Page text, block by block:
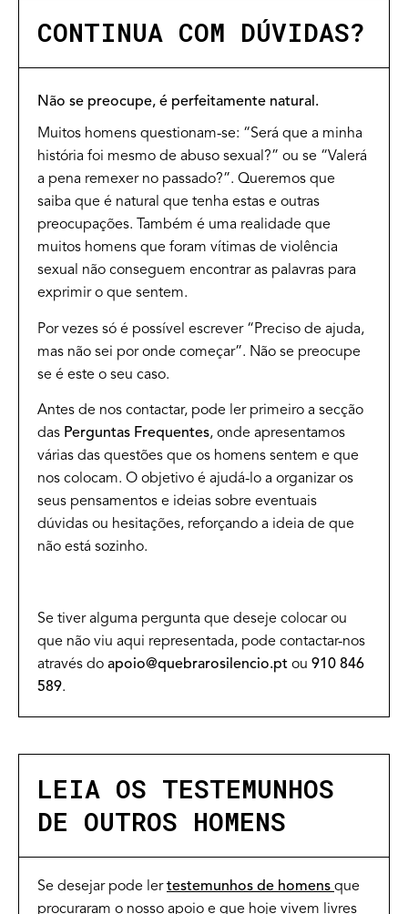
CONTINUA COM DÚVIDAS?
Não se preocupe, é perfeitamente natural.
Muitos homens questionam-se: “Será que a minha
história foi mesmo de abuso sexual?” ou se “Valerá
a pena remexer no passado?”. Queremos que
saiba que é natural que tenha estas e outras
preocupações. Também é uma realidade que
muitos homens que foram vítimas de violência
sexual não conseguem encontrar as palavras para
exprimir o que sentem.
Por vezes só é possível escrever “Preciso de ajuda,
mas não sei por onde começar”. Não se preocupe
se é este o seu caso.
Antes de nos contactar, pode ler primeiro a secção
das Perguntas Frequentes, onde apresentamos
várias das questões que os homens sentem e que
nos colocam. O objetivo é ajudá-lo a organizar os
seus pensamentos e ideias sobre eventuais
dúvidas ou hesitações, reforçando a ideia de que
não está sozinho.
Se tiver alguma pergunta que deseje colocar ou
que não viu aqui representada, pode contactar-nos
através do apoio@quebrarosilencio.pt ou 910 846
589.
LEIA OS TESTEMUNHOS
DE OUTROS HOMENS
Se desejar pode lertestemunhos de homens que
procuraram o nosso apoio e que hoje vivem livres